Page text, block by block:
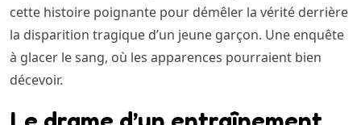
cette histoire poignante pour démêler la vérité derrière
la disparition tragique d’un jeune garçon. Une enquête
à glacer le sang, où les apparences pourraient bien
décevoir.